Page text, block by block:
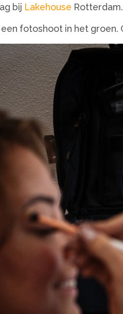
bij Lakehouse Rotterdam.
fotoshoot in het groen.